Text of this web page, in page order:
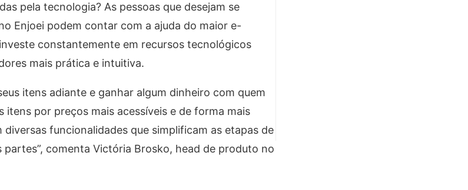
pela tecnologia? As pessoas que desejam se
Enjoei podem contar com a ajuda do maior e-
constantemente em recursos tecnológicos
mais prática e intuitiva.
itens adiante e ganhar algum dinheiro com quem
por preços mais acessíveis e de forma mais
funcionalidades que simplificam as etapas de
comenta Victória Brosko, head de produto no